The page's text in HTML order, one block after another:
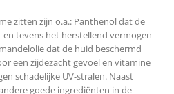
zitten zijn o.a.: Panthenol dat de
tevens het herstellend vermogen
dat de huid beschermd
een zijdezacht gevoel en vitamine
schadelijke UV-stralen. Naast
goede ingrediënten in de